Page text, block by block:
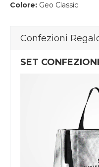
Colore: Geo Classic
Confezioni
SET